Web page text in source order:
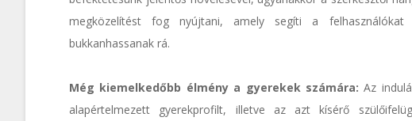
megközelítést fog nyújtani, amely segíti a
bukkanhassanak rá.
Még kiemelkedőbb élmény a gyerekek számára: Az
alapértelmezett gyerekprofilt, illetve az azt kísérő